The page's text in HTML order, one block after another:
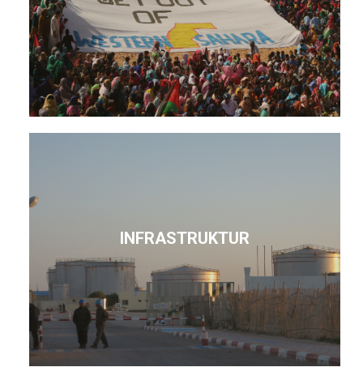
INFRASTRUKTUR